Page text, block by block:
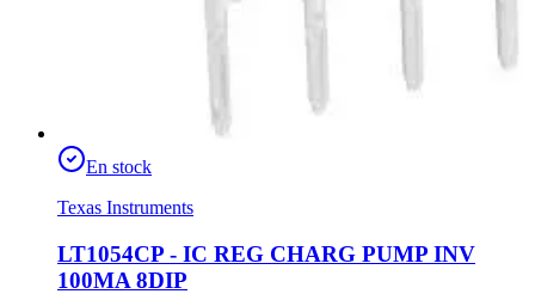
En stock
Texas Instruments
LT1054CP - IC REG CHARG PUMP INV
100MA 8DIP